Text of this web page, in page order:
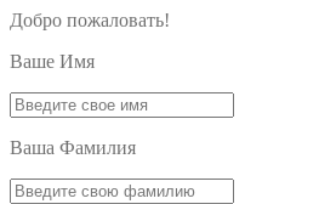
Добро пожаловать!
Ваше Имя
Ваша Фамилия